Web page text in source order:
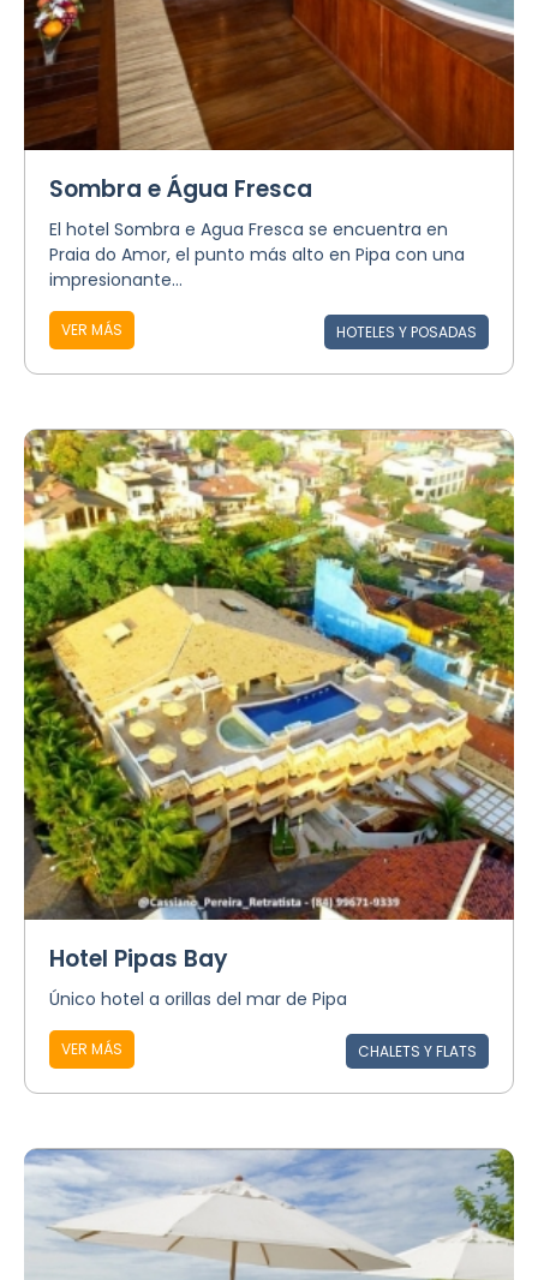
Sombra e Água Fresca
El hotel Sombra e Agua Fresca se encuentra en
Praia do Amor, el punto más alto en Pipa con una
impresionante...
VER MÁS HOTELES Y POSADAS
Hotel Pipas Bay
Único hotel a orillas del mar de Pipa
VER MÁS CHALETS Y FLATS